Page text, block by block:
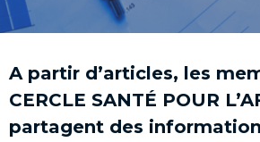
A partir d’articles, les
CERCLE SANTÉ POUR
partagent des